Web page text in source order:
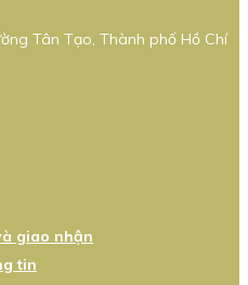
Tân Tạo, Thành phố Hồ Chí
giao nhận
tin